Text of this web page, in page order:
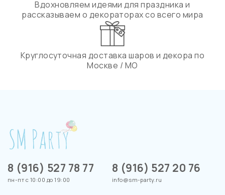
Вдохновляем идеями для праздника и
рассказываем о декораторах со всего мира
Круглосуточная доставка шаров и декора по
Москве / МО
8 (916) 527 78 77
пн-пт с 10:00 до 19:00
8 (916) 527 20 76
info@sm-party.ru